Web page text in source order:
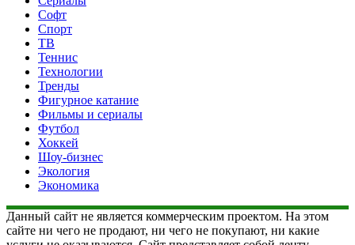
Софт
Спорт
ТВ
Теннис
Технологии
Тренды
Фигурное катание
Фильмы и сериалы
Футбол
Хоккей
Шоу-бизнес
Экология
Экономика
Данный сайт не является коммерческим проектом. На этом
сайте ни чего не продают, ни чего не покупают, ни какие